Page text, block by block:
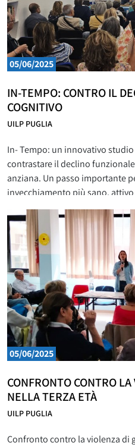
05/06/2025
IN-TEMPO: CONTRO IL
COGNITIVO
UILP PUGLIA
In- Tempo: un innovativo
contrastare il declino
anziana. Un passo importante
invecchiamento più sano,
presso i locali dell’ADA Bari, si
presentazione del progetto e di
anziani aruolabili
05/06/2025
CONFRONTO CONTRO
NELLA TERZA ETÀ
UILP PUGLIA
Confronto contro la violenza di